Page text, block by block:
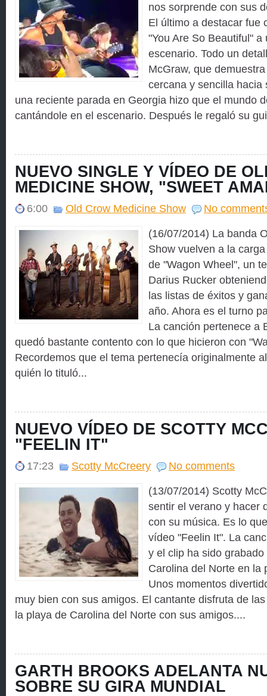
nos sorprende con sus
El último a destacar fue
"You Are So Beautiful"
escenario. Todo un
McGraw, que
cercana y sencilla hacia
una reciente parada en Georgia hizo que el mundo
cantándole en el escenario. Después le regaló su
NUEVO SINGLE Y VÍDEO DE
MEDICINE SHOW, "SWEET
6:00 Old Crow Medicine Show
No
(16/07/2014) La banda
Show vuelven a la
de "Wagon Wheel", un
Darius Rucker
las listas de éxitos y
año. Ahora es el turno
La canción pertenece a
quedó bastante contento con lo que hicieron con
Recordemos que el tema pertenecía originalmente
quién lo tituló...
NUEVO VÍDEO DE SCOTTY
"FEELIN IT"
17:23 Scotty McCreery
No comments
(13/07/2014) Scotty
sentir el verano y hacer
con su música. Es lo
vídeo "Feelin It". La
y el clip ha sido
Carolina del Norte en la
Unos momentos
muy bien con sus amigos. El cantante disfruta de
la playa de Carolina del Norte con sus amigos....
GARTH BROOKS ADELANTA
SOBRE SU GIRA MUNDIAL